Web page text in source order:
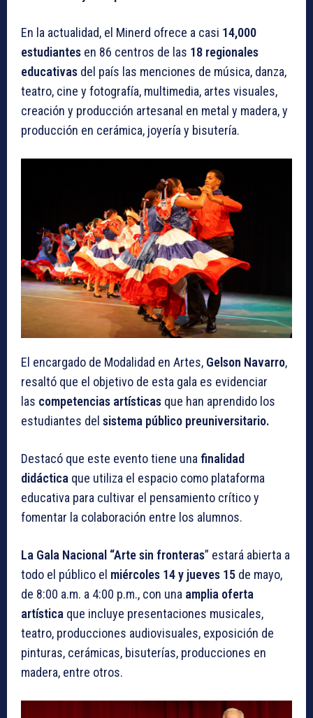
En la actualidad, el Minerd ofrece a casi 14,000
estudiantes en 86 centros de las 18 regionales
educativas del país las menciones de música, danza,
teatro, cine y fotografía, multimedia, artes visuales,
creación y producción artesanal en metal y madera, y
producción en cerámica, joyería y bisutería.
El encargado de Modalidad en Artes, Gelson Navarro,
resaltó que el objetivo de esta gala es evidenciar
las competencias artísticas que han aprendido los
estudiantes del sistema público preuniversitario.
Destacó que este evento tiene unafinalidad
didáctica que utiliza el espacio como plataforma
educativa para cultivar el pensamiento crítico y
fomentar la colaboración entre los alumnos.
La Gala Nacional “Arte sin fronteras” estará abierta a
todo el público el miércoles 14 y jueves 15 de mayo,
de 8:00 a.m. a 4:00 p.m., con una amplia oferta
artística que incluye presentaciones musicales,
teatro, producciones audiovisuales, exposición de
pinturas, cerámicas, bisuterías, producciones en
madera, entre otros.